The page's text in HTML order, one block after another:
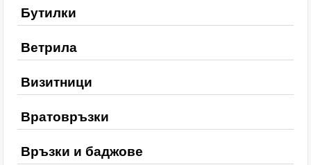
Бутилки
Ветрила
Визитници
Вратовръзки
Връзки и баджове